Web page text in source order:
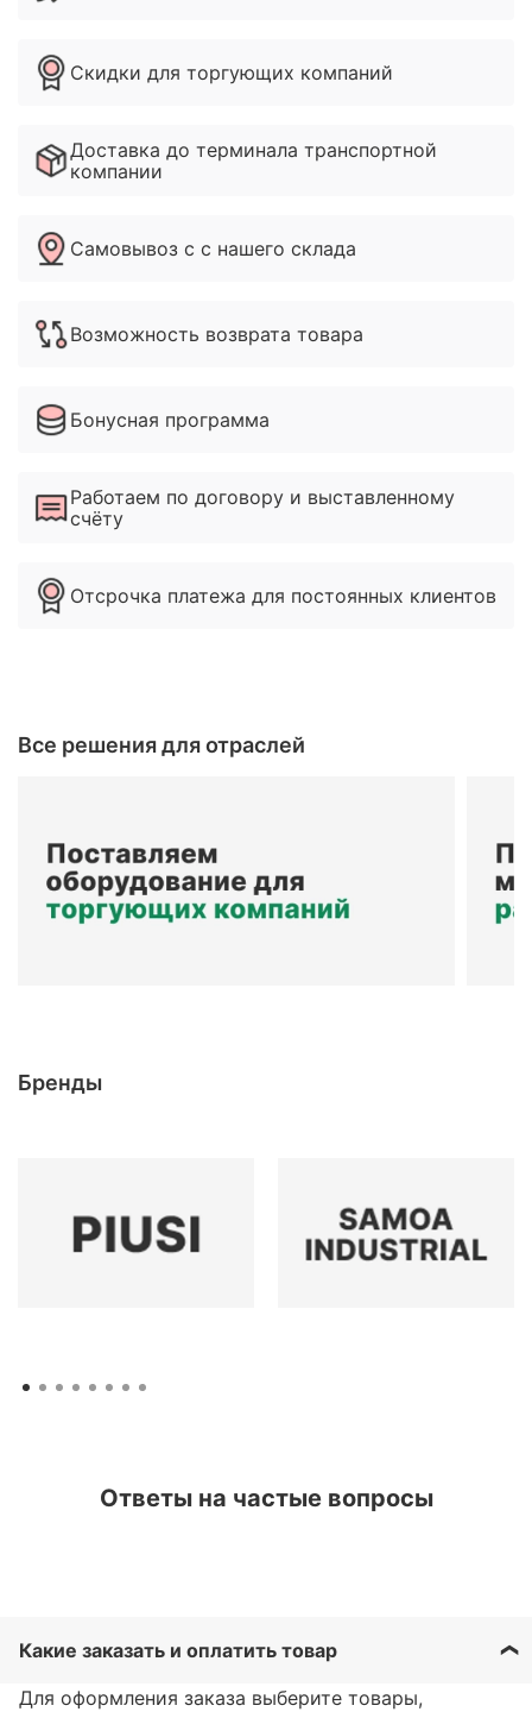
Скидки для торгующих компаний
Доставка до терминала транспортной
компании
Самовывоз с с нашего склада
Возможность возврата товара
Бонусная программа
Работаем по договору и выставленному
счёту
Отсрочка платежа для постоянных клиентов
Все решения для отраслей
Бренды
Ответы на частые вопросы
Какие заказать и оплатить товар
Для оформления заказа выберите товары,